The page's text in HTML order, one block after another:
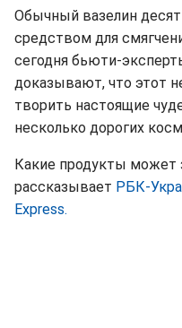
Обычный вазелин
средством для
сегодня бьюти-
доказывают, что этот
творить настоящие
несколько дорогих
Какие продукты может
рассказывает РБК-
Express.